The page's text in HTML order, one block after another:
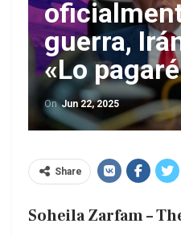
guerra,
«Lo
OnJun 22, 2025
Share
Soheila Zarfam –